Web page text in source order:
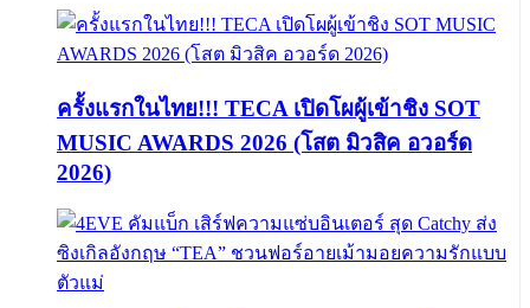
ครั้งแรกในไทย!!! TECA เปิดโผผู้เข้าชิง SOT
MUSIC AWARDS 2026 (โสต มิวสิค อวอร์ด
2026)